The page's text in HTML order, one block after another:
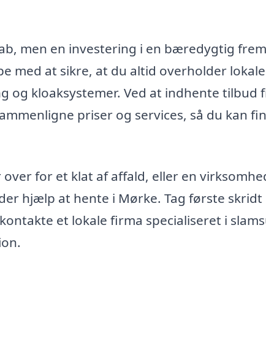
men en investering i en bæredygtig
med at sikre, at du altid overholder lokale
kloaksystemer. Ved at indhente tilbud
priser og services, så du kan
for et klat af affald, eller en
hjælp at hente i Mørke. Tag første skridt
et lokale firma specialiseret i